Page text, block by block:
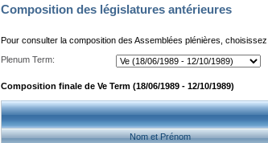
Composition des législatures antérieures
Pour consulter la composition des Assemblées plénières,
Plenum Term:
Composition finale de Ve Term (18/06/1989 - 12/10/1989)
Nom et Prénom